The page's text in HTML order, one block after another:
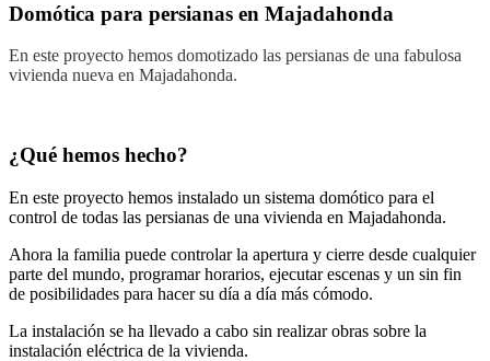
Domótica para persianas en Majadahonda
En este proyecto hemos domotizado las persianas de una fabulosa
vivienda nueva en Majadahonda.
¿Qué hemos hecho?
En este proyecto hemos instalado un sistema domótico para el
control de todas las persianas de una vivienda en Majadahonda.
Ahora la familia puede controlar la apertura y cierre desde cualquier
parte del mundo, programar horarios, ejecutar escenas y un sin fin
de posibilidades para hacer su día a día más cómodo.
La instalación se ha llevado a cabo sin realizar obras sobre la
instalación eléctrica de la vivienda.